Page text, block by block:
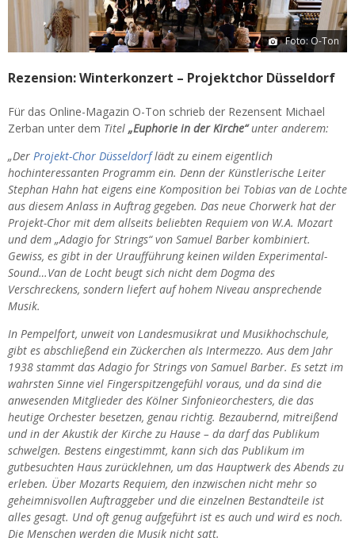
Foto: O-Ton
Rezension: Winterkonzert – Projektchor Düsseldorf
Für das Online-Magazin O-Ton schrieb der Rezensent Michael
Zerban unter dem Titel „Euphorie in der Kirche“unter anderem:
„Der Projekt-Chor Düsseldorflädt zu einem eigentlich
hochinteressanten Programm ein. Denn der Künstlerische Leiter
Stephan Hahn hat eigens eine Komposition bei Tobias van de Lochte
aus diesem Anlass in Auftrag gegeben. Das neue Chorwerk hat der
Projekt-Chor mit dem allseits beliebten Requiem von W.A. Mozart
und dem „Adagio for Strings“ von Samuel Barber kombiniert.
Gewiss, es gibt in der Uraufführung keinen wilden Experimental-
Sound…Van de Locht beugt sich nicht dem Dogma des
Verschreckens, sondern liefert auf hohem Niveau ansprechende
Musik.
In Pempelfort, unweit von Landesmusikrat und Musikhochschule,
gibt es abschließend ein Zückerchen als Intermezzo. Aus dem Jahr
1938 stammt das Adagio for Strings von Samuel Barber. Es setzt im
wahrsten Sinne viel Fingerspitzengefühl voraus, und da sind die
anwesenden Mitglieder des Kölner Sinfonieorchesters, die das
heutige Orchester besetzen, genau richtig. Bezaubernd, mitreißend
und in der Akustik der Kirche zu Hause – da darf das Publikum
schwelgen. Bestens eingestimmt, kann sich das Publikum im
gutbesuchten Haus zurücklehnen, um das Hauptwerk des Abends zu
erleben. Über Mozarts Requiem, den inzwischen nicht mehr so
geheimnisvollen Auftraggeber und die einzelnen Bestandteile ist
alles gesagt. Und oft genug aufgeführt ist es auch und wird es noch.
Die Menschen werden die Musik nicht satt.